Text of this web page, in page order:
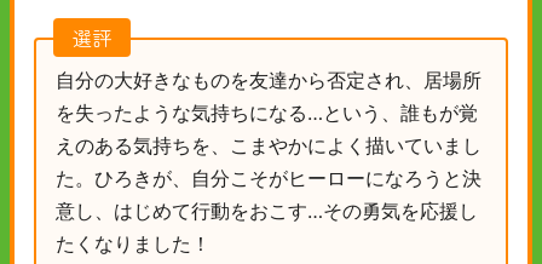
選評
自分の大好きなものを友達から否定され、居場所
を失ったような気持ちになる…という、誰もが覚
えのある気持ちを、こまやかによく描いていまし
た。ひろきが、自分こそがヒーローになろうと決
意し、はじめて行動をおこす…その勇気を応援し
たくなりました！